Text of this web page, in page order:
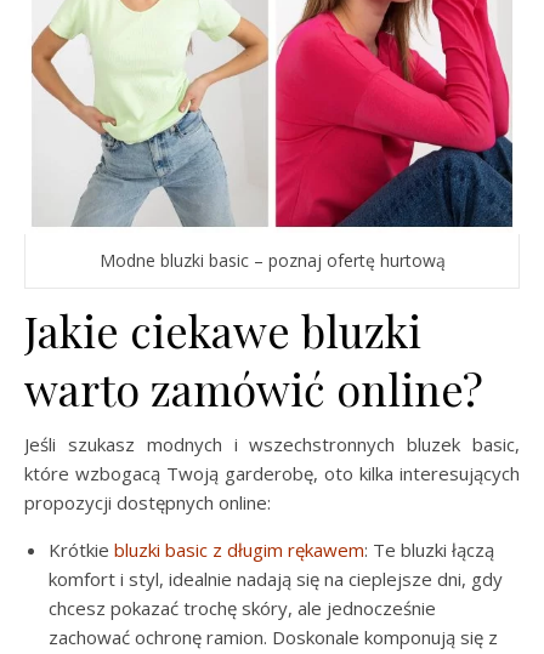
Modne bluzki basic – poznaj ofertę hurtową
Jakie ciekawe bluzki
warto zamówić online?
Jeśli szukasz modnych i wszechstronnych bluzek basic,
które wzbogacą Twoją garderobę, oto kilka interesujących
propozycji dostępnych online:
Krótkie bluzki basic z długim rękawem: Te bluzki łączą
komfort i styl, idealnie nadają się na cieplejsze dni, gdy
chcesz pokazać trochę skóry, ale jednocześnie
zachować ochronę ramion. Doskonale komponują się z